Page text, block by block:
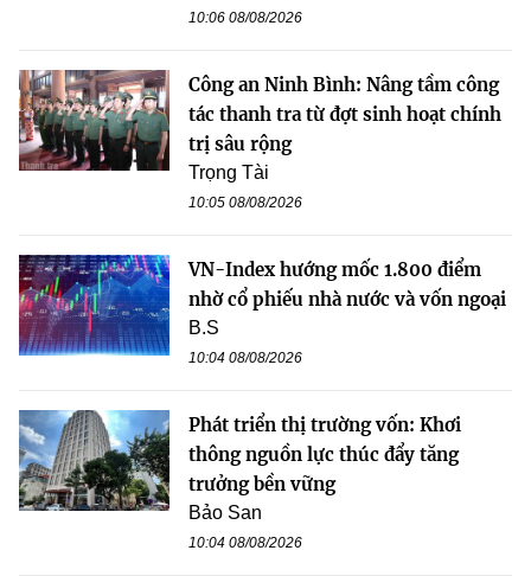
10:06 08/08/2026
Công an Ninh Bình: Nâng tầm công
tác thanh tra từ đợt sinh hoạt chính
trị sâu rộng
Trọng Tài
10:05 08/08/2026
VN-Index hướng mốc 1.800 điểm
nhờ cổ phiếu nhà nước và vốn ngoại
B.S
10:04 08/08/2026
Phát triển thị trường vốn: Khơi
thông nguồn lực thúc đẩy tăng
trưởng bền vững
Bảo San
10:04 08/08/2026